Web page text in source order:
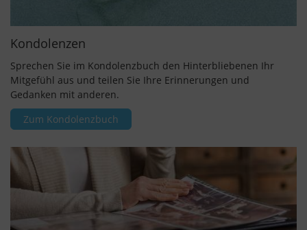
Kondolenzen
Sprechen Sie im Kondolenzbuch den Hinterbliebenen Ihr
Mitgefühl aus und teilen Sie Ihre Erinnerungen und
Gedanken mit anderen.
Zum Kondolenzbuch